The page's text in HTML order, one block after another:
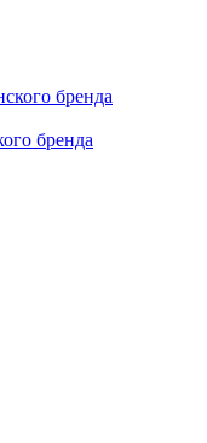
бренда